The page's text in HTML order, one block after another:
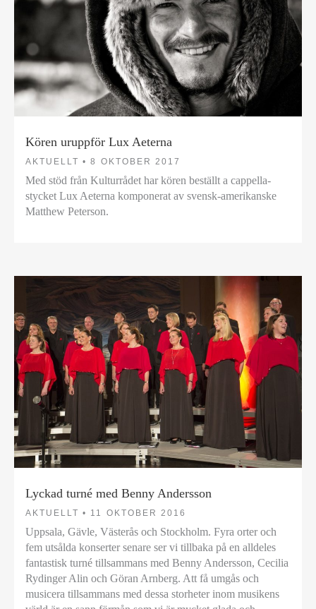
Kören uruppför Lux Aeterna
AKTUELLT • 8 OKTOBER 2017
Med stöd från Kulturrådet har kören beställt a cappella-
stycket Lux Aeterna komponerat av svensk-amerikanske
Matthew Peterson.
Lyckad turné med Benny Andersson
AKTUELLT • 11 OKTOBER 2016
Uppsala, Gävle, Västerås och Stockholm. Fyra orter och
fem utsålda konserter senare ser vi tillbaka på en alldeles
fantastisk turné tillsammans med Benny Andersson, Cecilia
Rydinger Alin och Göran Arnberg. Att få umgås och
musicera tillsammans med dessa storheter inom musikens